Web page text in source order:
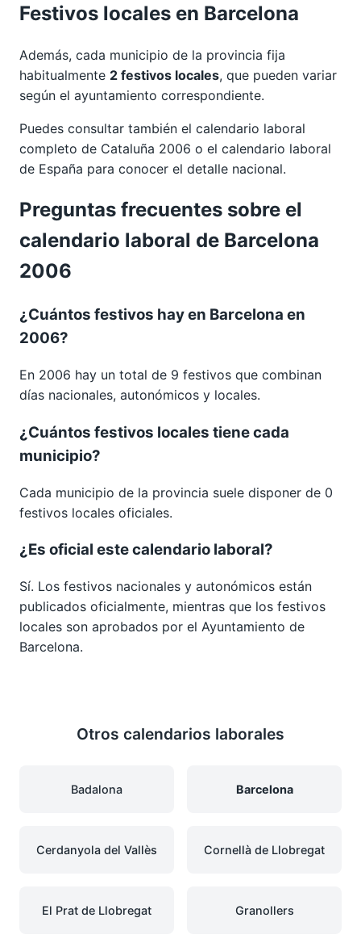
Festivos locales en Barcelona
Además, cada municipio de la provincia fija
habitualmente 2 festivos locales, que pueden variar
según el ayuntamiento correspondiente.
Puedes consultar también el calendario laboral
completo de Cataluña 2006 o el calendario laboral
de España para conocer el detalle nacional.
Preguntas frecuentes sobre el
calendario laboral de Barcelona
2006
¿Cuántos festivos hay en Barcelona en
2006?
En 2006 hay un total de 9 festivos que combinan
días nacionales, autonómicos y locales.
¿Cuántos festivos locales tiene cada
municipio?
Cada municipio de la provincia suele disponer de 0
festivos locales oficiales.
¿Es oficial este calendario laboral?
Sí. Los festivos nacionales y autonómicos están
publicados oficialmente, mientras que los festivos
locales son aprobados por el Ayuntamiento de
Barcelona.
Otros calendarios laborales
Badalona Barcelona
Cerdanyola del Vallès Cornellà de Llobregat
El Prat de Llobregat Granollers